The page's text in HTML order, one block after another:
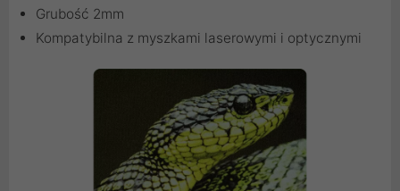
Grubość 2mm
Kompatybilna z myszkami laserowymi i optycznymi